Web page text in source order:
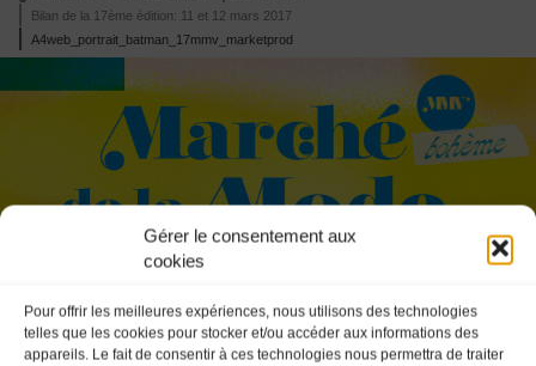
Gérer le consentement aux
cookies
Pour offrir les meilleures expériences, nous utilisons des technologies
telles que les cookies pour stocker et/ou accéder aux informations des
appareils. Le fait de consentir à ces technologies nous permettra de traiter
Bilan de la 17ème édition: 11 et 12 mars 2017
A4web_portrait_batman_17mmv_marketprod